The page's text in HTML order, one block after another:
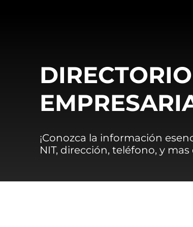
¡Conozca la información
NIT, dirección, teléfono, y